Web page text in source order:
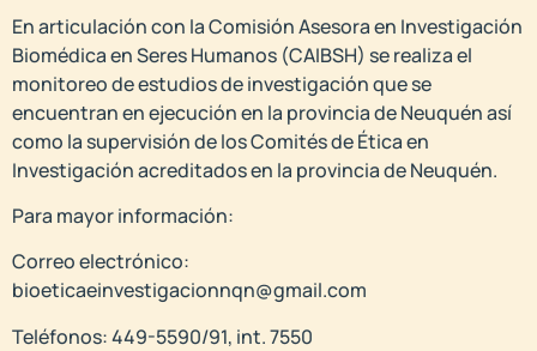
En articulación con la Comisión Asesora en Investigación
Biomédica en Seres Humanos (CAIBSH) se realiza el
monitoreo de estudios de investigación que se
encuentran en ejecución en la provincia de Neuquén así
como la supervisión de los Comités de Ética en
Investigación acreditados en la provincia de Neuquén.
Para mayor información:
Correo electrónico:
bioeticaeinvestigacionnqn@gmail.com
Teléfonos: 449-5590/91, int. 7550